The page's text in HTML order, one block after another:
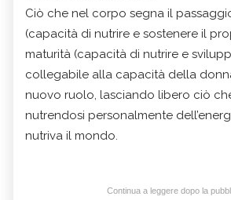
Ciò che nel corpo segna il
(capacità di nutrire e sostenere il
maturità (capacità di nutrire e
collegabile alla capacità della
nuovo ruolo, lasciando libero ciò
nutrendosi personalmente
nutriva il mondo.
Continua a leggere dopo la